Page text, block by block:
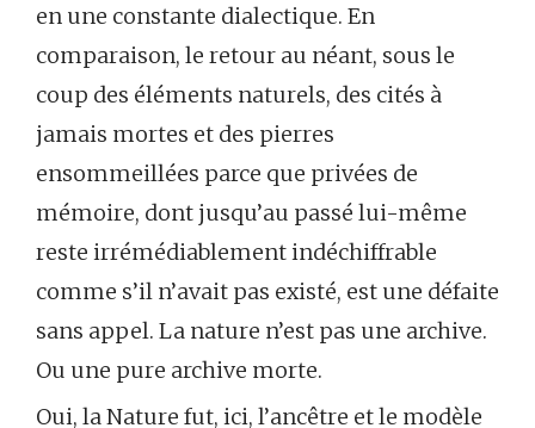
en une constante dialectique. En
comparaison, le retour au néant, sous le
coup des éléments naturels, des cités à
jamais mortes et des pierres
ensommeillées parce que privées de
mémoire, dont jusqu’au passé lui-même
reste irrémédiablement indéchiffrable
comme s’il n’avait pas existé, est une défaite
sans appel. La nature n’est pas une archive.
Ou une pure archive morte.
Oui, la Nature fut, ici, l’ancêtre et le modèle